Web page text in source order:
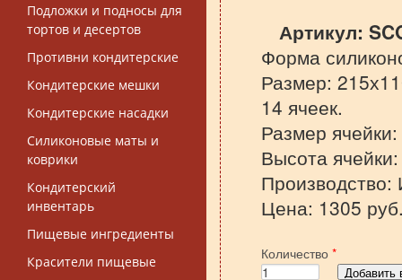
Подложки и подносы для
тортов и десертов
Противни кондитерские
Кондитерские мешки
Кондитерские насадки
Силиконовые маты и
коврики
Кондитерский
инвентарь
Пищевые ингредиенты
Красители пищевые
Артикул:
Форма
Размер:
14 ячеек.
Размер
Высота
Производство:
Цена: 1305
Количество *